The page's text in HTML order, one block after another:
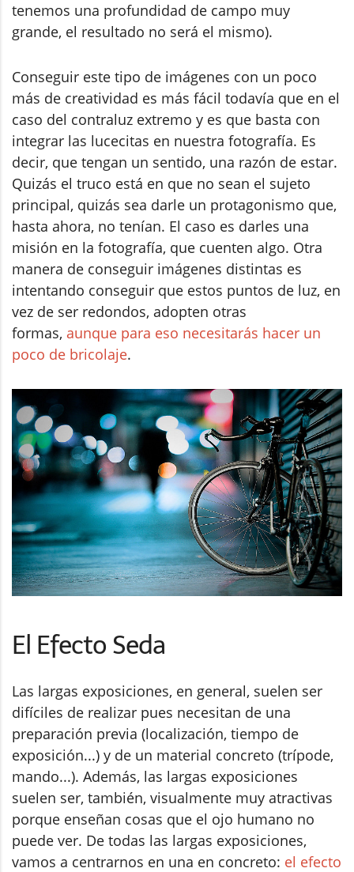
tenemos una profundidad de campo muy
grande, el resultado no será el mismo).
Conseguir este tipo de imágenes con un poco
más de creatividad es más fácil todavía que en el
caso del contraluz extremo y es que basta con
integrar las lucecitas en nuestra fotografía. Es
decir, que tengan un sentido, una razón de estar.
Quizás el truco está en que no sean el sujeto
principal, quizás sea darle un protagonismo que,
hasta ahora, no tenían. El caso es darles una
misión en la fotografía, que cuenten algo. Otra
manera de conseguir imágenes distintas es
intentando conseguir que estos puntos de luz, en
vez de ser redondos, adopten otras
formas, aunque para eso necesitarás hacer un
poco de bricolaje.
El Efecto Seda
Las largas exposiciones, en general, suelen ser
difíciles de realizar pues necesitan de una
preparación previa (localización, tiempo de
exposición...) y de un material concreto (trípode,
mando...). Además, las largas exposiciones
suelen ser, también, visualmente muy atractivas
porque enseñan cosas que el ojo humano no
puede ver. De todas las largas exposiciones,
vamos a centrarnos en una en concreto: el efecto